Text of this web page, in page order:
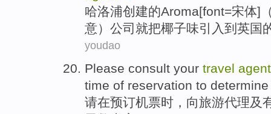
哈洛浦创建的Aroma[font=宋体]
意） 公司 就把椰子味引入到 英国
youdao
Please consult your travel agent
time of reservation to
请在预订机票时 ， 向旅游代理及